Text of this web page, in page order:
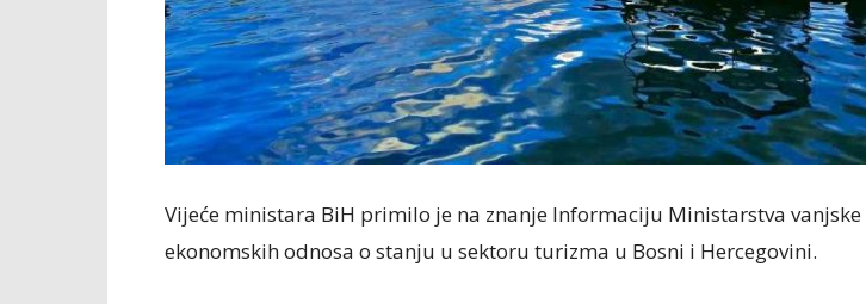
Vijeće ministara BiH primilo je na znanje Informaciju Ministarstva
ekonomskih odnosa o stanju u sektoru turizma u Bosni i Hercegovini.